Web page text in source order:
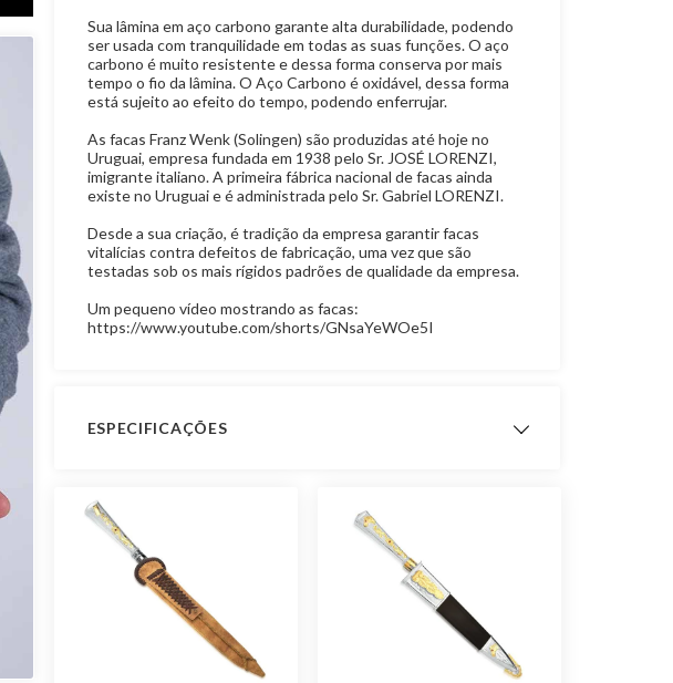
Sua lâmina em aço carbono garante alta durabilidade, podendo
ser usada com tranquilidade em todas as suas funções. O aço
carbono é muito resistente e dessa forma conserva por mais
tempo o fio da lâmina. O Aço Carbono é oxidável, dessa forma
está sujeito ao efeito do tempo, podendo enferrujar.
As facas Franz Wenk (Solingen) são produzidas até hoje no
Uruguai, empresa fundada em 1938 pelo Sr. JOSÉ LORENZI,
imigrante italiano. A primeira fábrica nacional de facas ainda
existe no Uruguai e é administrada pelo Sr. Gabriel LORENZI.
Desde a sua criação, é tradição da empresa garantir facas
vitalícias contra defeitos de fabricação, uma vez que são
testadas sob os mais rígidos padrões de qualidade da empresa.
Um pequeno vídeo mostrando as facas:
https://www.youtube.com/shorts/GNsaYeWOe5I
ESPECIFICAÇÕES
Material da Lâmina: Aço Carbono
Observação: O Aço Carbono é
oxidável, dessa forma está sujeito ao
efeito do tempo, podendo enferrujar.
Garantia de Fabricação